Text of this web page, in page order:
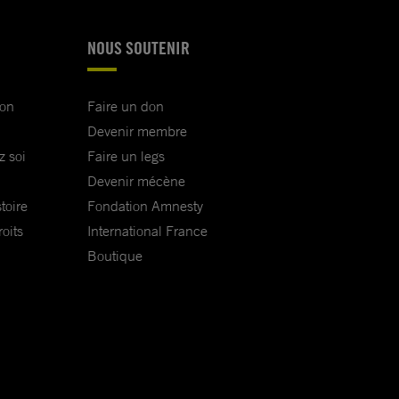
soi
NOUS SOUTENIR
Faire un don
Devenir membre
Faire un legs
Devenir mécène
Fondation Amnesty
International France
Boutique